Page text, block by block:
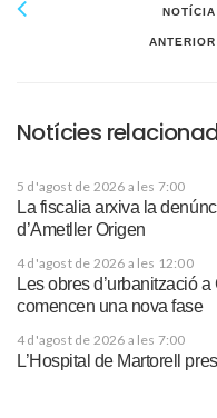
NOTÍCIA
ANTERIOR
Notícies
5 d'agost de 2026 a les 7:00
La fiscalia arxiva la
d’Ametller Origen
4 d'agost de 2026 a les 12:00
Les obres d’urbanització
comencen una nova fase
4 d'agost de 2026 a les 7:00
L’Hospital de Martorell